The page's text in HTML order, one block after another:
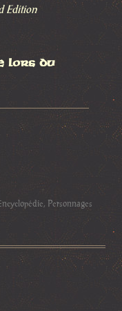
Edition
lors du
, Personnages